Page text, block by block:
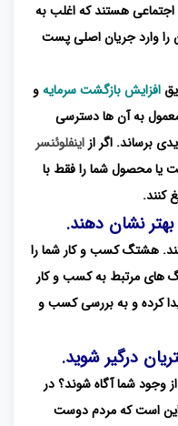
اجتماعی هستند که اغلب به
را وارد جریان اصلی پست
افزایش بازگشت سرمایهو
به آن ها دسترسی
برساند. اگر از اینفلوئنسر
یا محصول شما را فقط با
کنند.
هشتگ کسب و کار شما را
های مرتبط به کسب و کار
کرده و به بررسی کسب و
وجود شما آگاه شوند؟ در
این است که مردم دوست